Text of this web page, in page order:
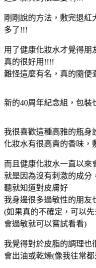
剛剛說的方法，敷完退
多了!!!
用了健康化妝水才覺得朋
真的很好用!!!!
難怪這麼有名，真的隨便
新的40周年紀念組，包裝
我很喜歡這種高雅的瓶身
化妝水有很高貴的香味，
而且健康化妝水一直以來
就是因為沒有刺激的成分
聽就知道對皮膚好
我身邊很多過敏性的朋友
(如果真的不確定，可以
會過敏就可以嘗試看看)
我覺得對於皮脂的調理也
會出油或乾燥(像我往常